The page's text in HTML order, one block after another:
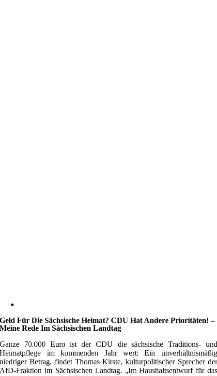
Geld Für Die Sächsische Heimat? CDU Hat Andere Prioritäten! –
Meine Rede Im Sächsischen Landtag
Ganze 70.000 Euro ist der CDU die sächsische Traditions- und
Heimatpflege im kommenden Jahr wert: Ein unverhältnismäßig
niedriger Betrag, findet Thomas Kirste, kulturpolitischer Sprecher der
AfD-Fraktion im Sächsischen Landtag. „Im Haushaltsentwurf für das